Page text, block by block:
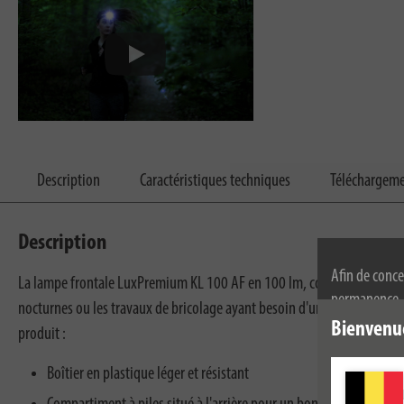
Afin de
l'utilisation
Description Caractéristiques techniques
Description
La lampe frontale LuxPremium KL 100 AF en 100 lm, combine la
nocturnes ou les travaux de bricolage ayant besoin d'une lumière
produit :
Boîtier en plastique léger et résistant